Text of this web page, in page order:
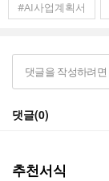
#AI사업계획서
댓글을 작성하려면
댓글(0)
추천서식